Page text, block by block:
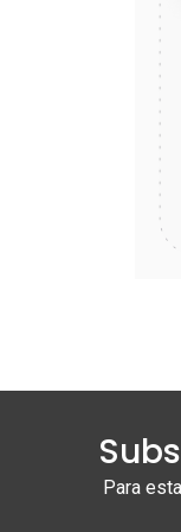
Para